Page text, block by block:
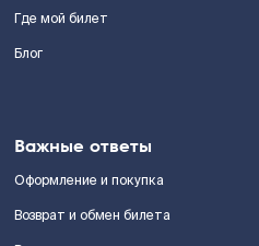
Где мой билет
Блог
Важные ответы
Оформление и покупка
Возврат и обмен билета